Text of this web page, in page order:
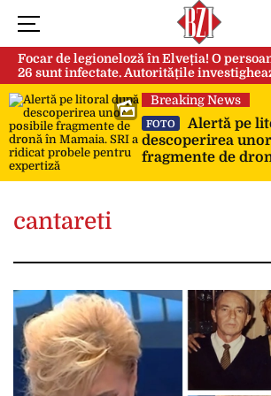
Focar de legioneloză în Elveția! O
26 sunt infectate. Autoritățile
contaminării
Breaking News
FOTO
Alertă pe
descoperirea
fragmente de
cantareti